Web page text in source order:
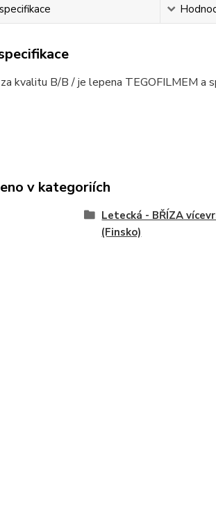
za kvalitu B/B / je lepena TEGOFILMEM
v kategoriích
Letecká - BŘÍZA
(Finsko)